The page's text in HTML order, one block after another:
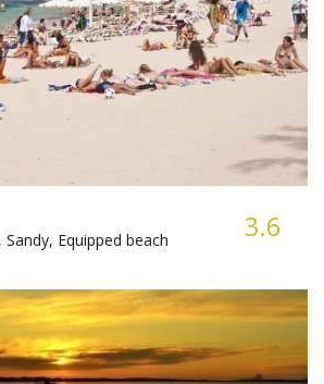
Sandy, Equipped beach 3.6